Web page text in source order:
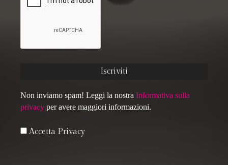
Non inviamo spam! Leggi la nostra Informativa sulla
privacy per avere maggiori informazioni.
Accetta Privacy